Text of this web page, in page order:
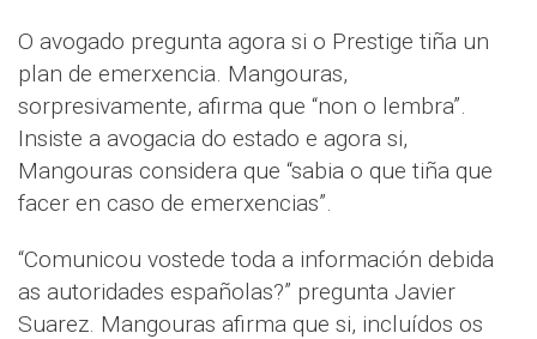
O avogado pregunta agora si o Prestige tiña un
plan de emerxencia. Mangouras,
sorpresivamente, afirma que “non o lembra”.
Insiste a avogacia do estado e agora si,
Mangouras considera que “sabia o que tiña que
facer en caso de emerxencias”.
“Comunicou vostede toda a información debida
as autoridades españolas?” pregunta Javier
Suarez. Mangouras afirma que si, incluídos os